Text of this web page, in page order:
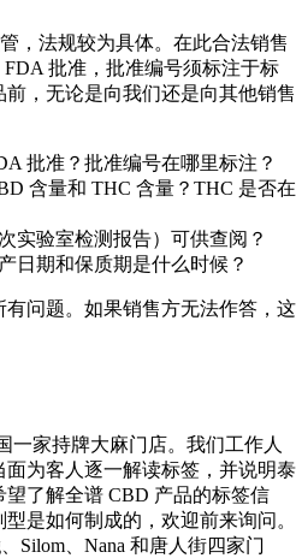
，法规较为具体。在此合法销售
批准，批准编号须标注于标
，无论是向我们还是向其他销售
批准？批准编号在哪里标注？
含量和 THC 含量？THC 是否在
实验室检测报告）可供查阅？
日期和保质期是什么时候？
问题。如果销售方无法作答，这
一家持牌大麻门店。我们工作人
面为客人逐一解读标签，并说明泰
了解全谱 CBD 产品的标签信
是如何制成的，欢迎前来询问。
Silom、Nana 和唐人街四家门